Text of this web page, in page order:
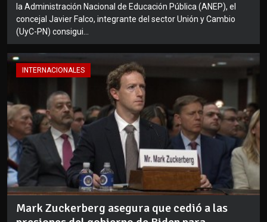
la Administración Nacional de Educación Pública (ANEP), el
concejal Javier Falco, integrante del sector Unión y Cambio
(UyC-PN) consigui...
INTERNACIONALES
Mark Zuckerberg asegura que cedió a las